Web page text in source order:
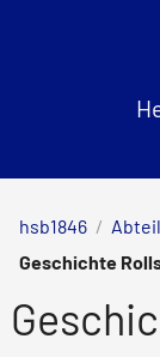
hsb1846 /
Geschichte